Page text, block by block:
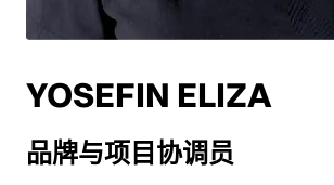
YOSEFIN ELIZA
品牌与项目协调员